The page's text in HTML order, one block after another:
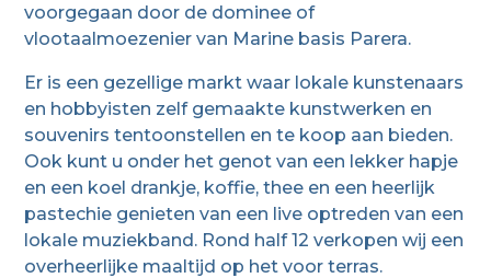
voorgegaan door de dominee of
vlootaalmoezenier van Marine basis Parera.
Er is een gezellige markt waar lokale kunstenaars
en hobbyisten zelf gemaakte kunstwerken en
souvenirs tentoonstellen en te koop aan bieden.
Ook kunt u onder het genot van een lekker hapje
en een koel drankje, koffie, thee en een heerlijk
pastechie genieten van een live optreden van een
lokale muziekband. Rond half 12 verkopen wij een
overheerlijke maaltijd op het voor terras.